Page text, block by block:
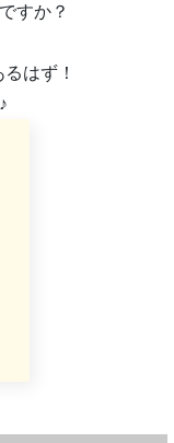
すか？
はず！